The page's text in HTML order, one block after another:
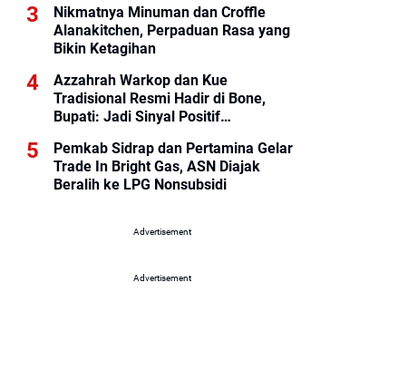
Nikmatnya Minuman dan Croffle
Alanakitchen, Perpaduan Rasa yang
Bikin Ketagihan
Azzahrah Warkop dan Kue
Tradisional Resmi Hadir di Bone,
Bupati: Jadi Sinyal Positif
Pemkab Sidrap dan Pertamina Gelar
Trade In Bright Gas, ASN Diajak
Beralih ke LPG Nonsubsidi
Advertisement
Advertisement